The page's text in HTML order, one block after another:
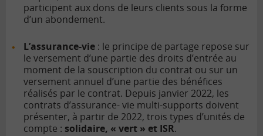
participent aux dons de leurs clients sous la forme
d’un abondement.
L’assurance-vie : le principe de partage repose sur
le versement d’une partie des droits d’entrée au
moment de la souscription du contrat ou sur un
versement annuel d’une partie des bénéfices
réalisés par le contrat. Depuis janvier 2022, les
contrats d’assurance- vie multi-supports doivent
présenter, à partir de 2022, trois types d’unités de
compte : solidaire, « vert » et ISR.